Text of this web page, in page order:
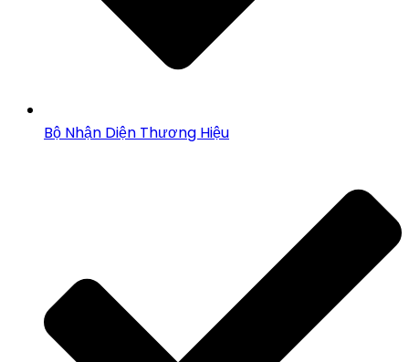
Bộ Nhận Diện Thương Hiệu